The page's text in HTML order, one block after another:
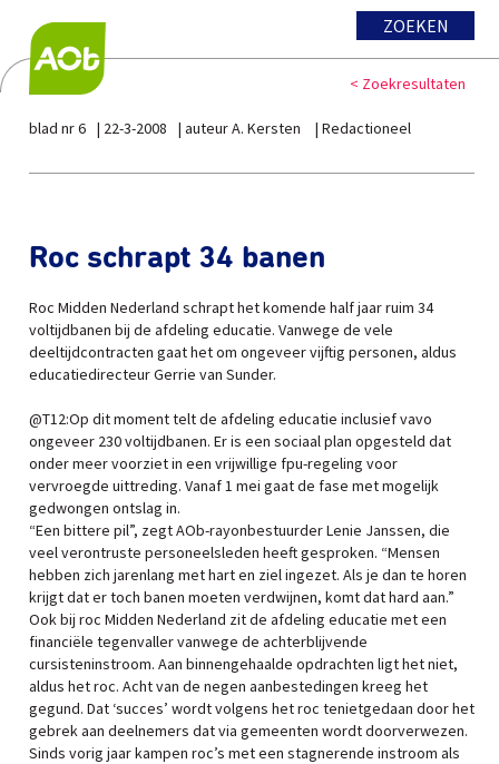
ZOEKEN
< Zoekresultaten
blad nr 6 22-3-2008 auteur A. Kersten Redactioneel
Roc schrapt 34 banen
Roc Midden Nederland schrapt het komende half jaar ruim 34
voltijdbanen bij de afdeling educatie. Vanwege de vele
deeltijdcontracten gaat het om ongeveer vijftig personen, aldus
educatiedirecteur Gerrie van Sunder.
@T12:Op dit moment telt de afdeling educatie inclusief vavo
ongeveer 230 voltijdbanen. Er is een sociaal plan opgesteld dat
onder meer voorziet in een vrijwillige fpu-regeling voor
vervroegde uittreding. Vanaf 1 mei gaat de fase met mogelijk
gedwongen ontslag in.
“Een bittere pil”, zegt AOb-rayonbestuurder Lenie Janssen, die
veel verontruste personeelsleden heeft gesproken. “Mensen
hebben zich jarenlang met hart en ziel ingezet. Als je dan te horen
krijgt dat er toch banen moeten verdwijnen, komt dat hard aan.”
Ook bij roc Midden Nederland zit de afdeling educatie met een
financiële tegenvaller vanwege de achterblijvende
cursisteninstroom. Aan binnengehaalde opdrachten ligt het niet,
aldus het roc. Acht van de negen aanbestedingen kreeg het
gegund. Dat ‘succes’ wordt volgens het roc tenietgedaan door het
gebrek aan deelnemers dat via gemeenten wordt doorverwezen.
Sinds vorig jaar kampen roc’s met een stagnerende instroom als